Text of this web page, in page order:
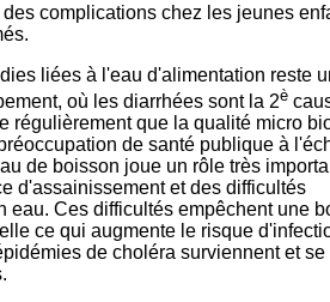
complications chez les jeunes
liées à l'eau d'alimentation reste
où les diarrhées sont la 2è
régulièrement que la qualité micro
de santé publique à
de boisson joue un rôle très
d'assainissement et des difficultés
eau. Ces difficultés empêchent une
ce qui augmente le risque
de choléra surviennent et